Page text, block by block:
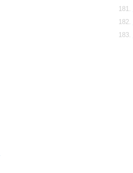
181.
182.
183.